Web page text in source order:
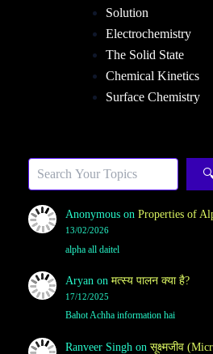
Solution
Electrochemistry
The Solid State
Chemical Kinetics
Surface Chemistry
Anonymouson Properties of
13/02/2026
alpha all daitel
Aryan on मत्स्य पालन क्या है?
17/12/2025
Bahot Achha information hai
Ranveer Singh on सूक्ष्मजीव